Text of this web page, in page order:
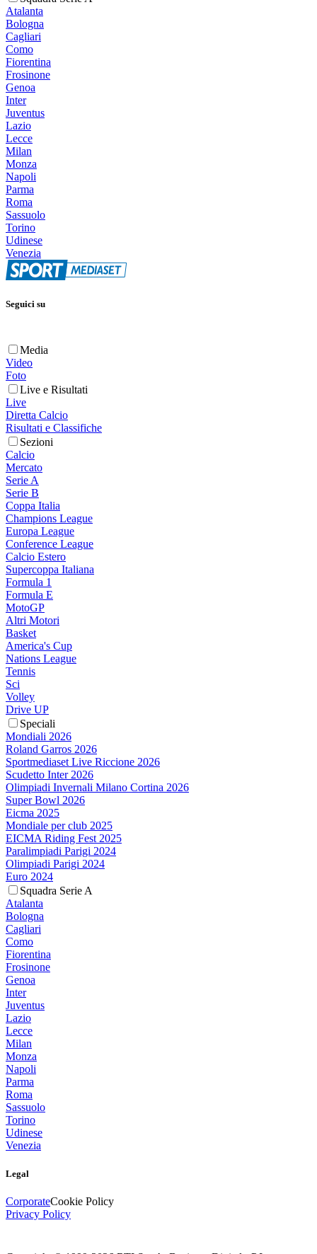
Atalanta
Bologna
Cagliari
Como
Fiorentina
Frosinone
Genoa
Inter
Juventus
Lazio
Lecce
Milan
Monza
Napoli
Parma
Roma
Sassuolo
Torino
Udinese
Venezia
Seguici su
Media
Video
Foto
Live e Risultati
Live
Diretta Calcio
Risultati e Classifiche
Sezioni
Calcio
Mercato
Serie A
Serie B
Coppa Italia
Champions League
Europa League
Conference League
Calcio Estero
Supercoppa Italiana
Formula 1
Formula E
MotoGP
Altri Motori
Basket
America's Cup
Nations League
Tennis
Sci
Volley
Drive UP
Speciali
Mondiali 2026
Roland Garros 2026
Sportmediaset Live Riccione 2026
Scudetto Inter 2026
Olimpiadi Invernali Milano Cortina 2026
Super Bowl 2026
Eicma 2025
Mondiale per club 2025
EICMA Riding Fest 2025
Paralimpiadi Parigi 2024
Olimpiadi Parigi 2024
Euro 2024
Squadra Serie A
Atalanta
Bologna
Cagliari
Como
Fiorentina
Frosinone
Genoa
Inter
Juventus
Lazio
Lecce
Milan
Monza
Napoli
Parma
Roma
Sassuolo
Torino
Udinese
Venezia
Legal
CorporateCookie Policy
Privacy Policy